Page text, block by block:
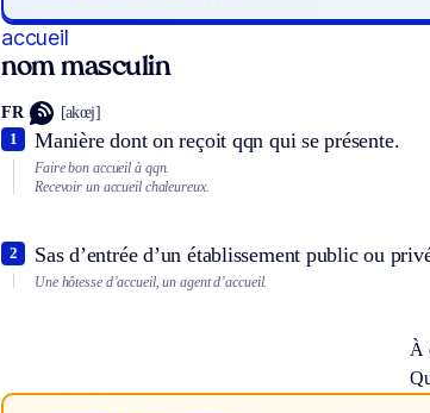
accueil
nom masculin
FR [akœj]
Manière dont on reçoit qqn qui se présente.
1
Faire bon accueil à qqn.
Recevoir un accueil chaleureux.
Sas d’entrée d’un établissement public ou
2
Une hôtesse d’accueil, un agent d’accueil.
À